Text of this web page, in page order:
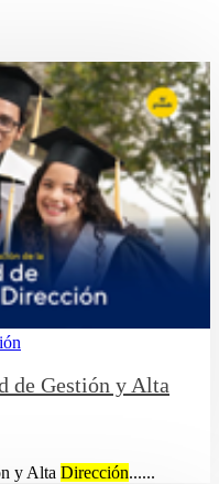
de Gestión y Alta
y Alta Dirección......